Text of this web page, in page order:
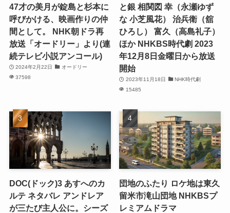
47才の美月が錠島と杉本に
呼びかける、映画作りの仲
間として。 NHK朝ドラ再
放送「オードリー」より(連
続テレビ小説アンコール)
2024年2月22日
オードリー
37598
と銀 相関図 幸（永瀬ゆず
な 小芝風花） 治兵衛（舘
ひろし） 富久（高島礼子）
ほか NHKBS時代劇 2023
年12月8日金曜日から放送
開始
2023年11月18日
NHK時代劇
15485
DOC(ドック)3 あすへのカ
ルテ ネタバレ アンドレア
が三たび主人公に。シーズ
団地のふたり ロケ地は東久
留米市滝山団地 NHKBSプ
レミアムドラマ